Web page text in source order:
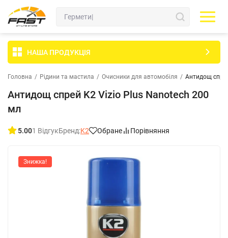
НАША ПРОДУКЦІЯ
Головна / Рідини та мастила / Очисники для автомобіля / Антидощ
Антидощ спрей K2 Vizio Plus Nanotech 200
мл
5.001 ВідгукБренд:K2 Обране Порівняння
Знижка!